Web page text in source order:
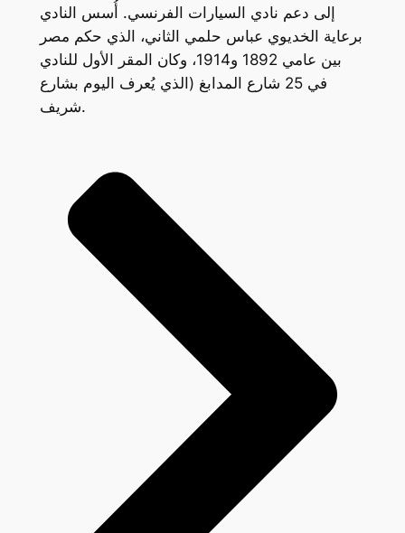
إلى دعم نادي السيارات الفرنسي. أُسس النادي
برعاية الخديوي عباس حلمي الثاني، الذي حكم مصر
بين عامي 1892 و1914، وكان المقر الأول للنادي
في 25 شارع المدابغ (الذي يُعرف اليوم بشارع
شريف.